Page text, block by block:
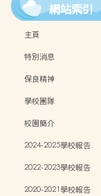
網站索引
主頁
特別消息
保良精神
學校團隊
校園簡介
2024-2025學校報告
2022-2023學校報告
2020-2021學校報告